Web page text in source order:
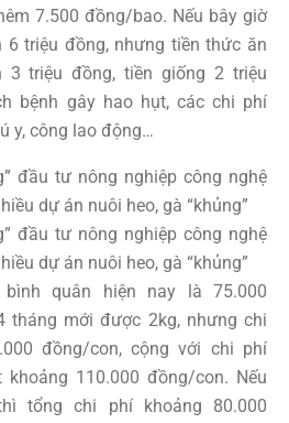
7.500 đồng/bao. Nếu bây giờ
triệu đồng, nhưng tiền thức ăn
triệu đồng, tiền giống 2 triệu
bệnh gây hao hụt, các chi phí
y, công lao động…
đầu tư nông nghiệp công nghệ
dự án nuôi heo, gà “khủng”
đầu tư nông nghiệp công nghệ
dự án nuôi heo, gà “khủng”
quân hiện nay là 75.000
tháng mới được 2kg, nhưng chi
đồng/con, cộng với chi phí
110.000 đồng/con. Nếu
tổng chi phí khoảng 80.000